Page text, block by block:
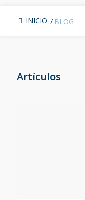
INICIO / BLOG
Artículos